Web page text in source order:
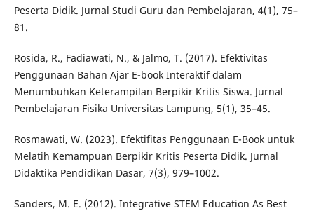
Peserta Didik. Jurnal Studi Guru dan Pembelajaran, 4(1), 75–
81.
Rosida, R., Fadiawati, N., & Jalmo, T. (2017). Efektivitas
Penggunaan Bahan Ajar E-book Interaktif dalam
Menumbuhkan Keterampilan Berpikir Kritis Siswa. Jurnal
Pembelajaran Fisika Universitas Lampung, 5(1), 35–45.
Rosmawati, W. (2023). Efektifitas Penggunaan E-Book untuk
Melatih Kemampuan Berpikir Kritis Peserta Didik. Jurnal
Didaktika Pendidikan Dasar, 7(3), 979–1002.
Sanders, M. E. (2012). Integrative STEM Education As Best